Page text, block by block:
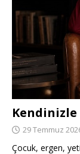
Kendinizle
29 Temmuz
Çocuk, ergen,